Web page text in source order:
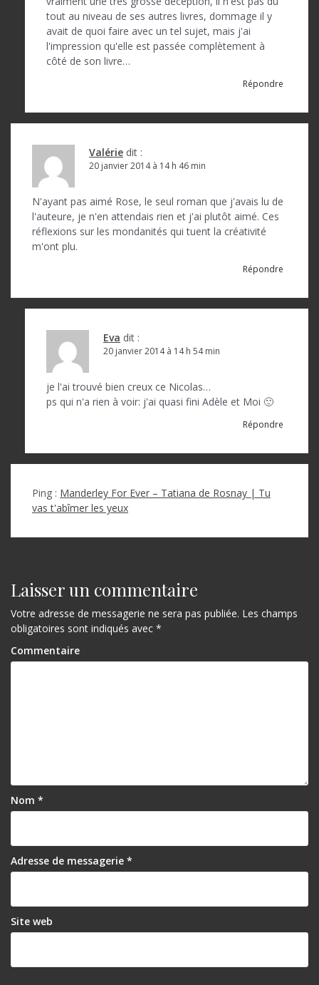
tout au niveau de ses autres livres, dommage il y
avait de quoi faire avec un tel sujet, mais j'ai
l'impression qu'elle est passée complètement à
côté de son livre…
Répondre
Valérie dit :
20 janvier 2014 à 14 h 46 min
N'ayant pas aimé Rose, le seul roman que j'avais lu de
l'auteure, je n'en attendais rien et j'ai plutôt aimé. Ces
réflexions sur les mondanités qui tuent la créativité
m'ont plu.
Répondre
Eva dit :
20 janvier 2014 à 14 h 54 min
je l'ai trouvé bien creux ce Nicolas…
ps qui n'a rien à voir: j'ai quasi fini Adèle et Moi 🙂
Répondre
Ping : Manderley For Ever – Tatiana de Rosnay | Tu
vas t'abîmer les yeux
Laisser un commentaire
Votre adresse de messagerie ne sera pas publiée. Les champs
obligatoires sont indiqués avec *
Commentaire
Nom *
Adresse de messagerie *
Site web